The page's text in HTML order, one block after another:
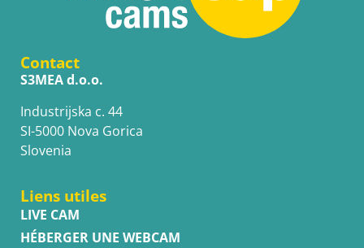
Contact
S3MEA d.o.o.
Industrijska c. 44
SI-5000 Nova Gorica
Slovenia
Liens utiles
LIVE CAM
HÉBERGER UNE WEBCAM